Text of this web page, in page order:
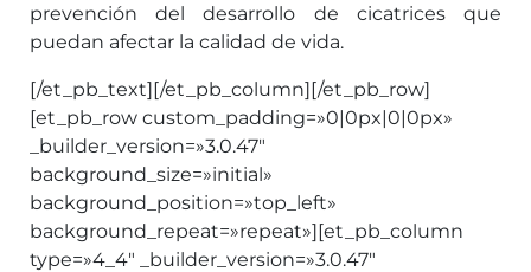
prevención del desarrollo de cicatrices que
puedan afectar la calidad de vida.
[/et_pb_text][/et_pb_column][/et_pb_row]
[et_pb_row custom_padding=»0|0px|0|0px»
_builder_version=»3.0.47″
background_size=»initial»
background_position=»top_left»
background_repeat=»repeat»][et_pb_column
type=»4_4″ _builder_version=»3.0.47″